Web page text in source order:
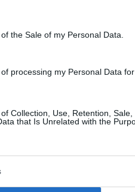
the Sale of my Personal Data.
processing my Personal Data
Collection, Use, Retention,
that Is Unrelated with the
ζεστό, συνοδεύοντας
στο Google